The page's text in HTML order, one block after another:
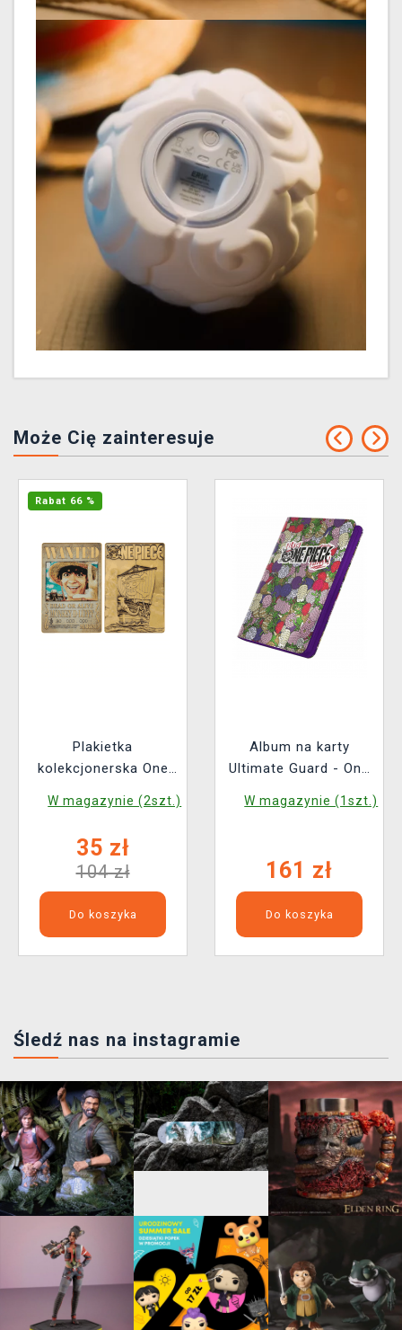
Może Cię zainteresuje
Rabat 66 %
Plakietka
kolekcjonerska One
Poster (Netflix)
W magazynie (2szt.)
35 zł
104 zł
Do koszyka
Album na karty
Ultimate Guard - One
Zipfolio 360 18-
W magazynie (1szt.)
161 zł
Do koszyka
Śledź nas na instagramie